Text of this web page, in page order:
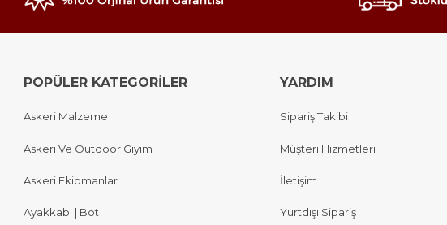
POPÜLER KATEGORİLER
Askeri Malzeme
Askeri Ve Outdoor Giyim
Askeri Ekipmanlar
Ayakkabı | Bot
YARDIM
Sipariş Takibi
Müşteri Hizmetleri
İletişim
Yurtdışı Sipariş